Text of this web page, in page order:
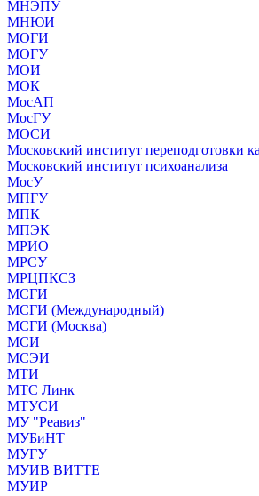
МНЭПУ
МНЮИ
МОГИ
МОГУ
МОИ
МОК
МосАП
МосГУ
МОСИ
Московский институт переподготовки
Московский институт психоанализа
МосУ
МПГУ
МПК
МПЭК
МРИО
МРСУ
МРЦПКСЗ
МСГИ
МСГИ (Международный)
МСГИ (Москва)
МСИ
МСЭИ
МТИ
МТС Линк
МТУСИ
МУ "Реавиз"
МУБиНТ
МУГУ
МУИВ ВИТТЕ
МУИР